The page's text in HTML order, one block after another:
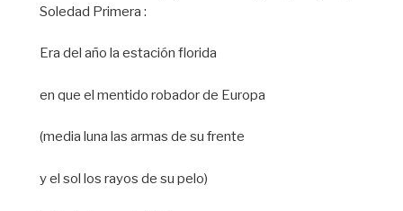
Soledad Primera :
Era del año la estación florida
en que el mentido robador de Europa
(media luna las armas de su frente
y el sol los rayos de su pelo)